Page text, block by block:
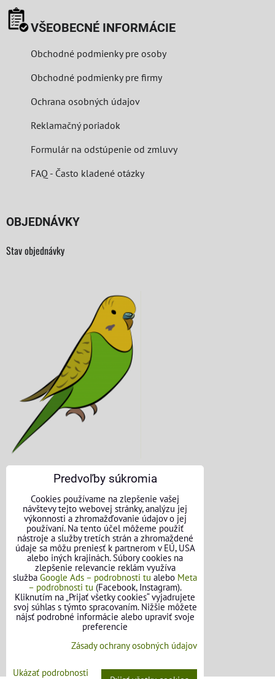
VŠEOBECNÉ INFORMÁCIE
Obchodné podmienky pre osoby
Obchodné podmienky pre firmy
Ochrana osobných údajov
Reklamačný poriadok
Formulár na odstúpenie od zmluvy
FAQ - Často kladené otázky
OBJEDNÁVKY
Stav objednávky
KONTAKTNÉ ÚDAJE
O nás
Kontakt
Požičovňa náradia
Názory našich zákazníkov
Mapa stránok
SLEDUJTE NÁS
Facebook
Predvoľby súkromia
Cookies používame na zlepšenie vašej
návštevy tejto webovej stránky, analýzu jej
výkonnosti a zhromažďovanie údajov o jej
používaní. Na tento účel môžeme použiť
nástroje a služby tretích strán a zhromaždené
údaje sa môžu preniesť k partnerom v EÚ, USA
alebo iných krajinách. Súbory cookies na
zlepšenie relevancie reklám využíva
služba Google Ads – podrobnosti tu alebo Meta
– podrobnosti tu (Facebook, Instagram).
Kliknutím na „Prijať všetky cookies“ vyjadrujete
svoj súhlas s týmto spracovaním. Nižšie môžete
nájsť podrobné informácie alebo upraviť svoje
preferencie
Zásady ochrany osobných údajov
Ukázať podrobnosti